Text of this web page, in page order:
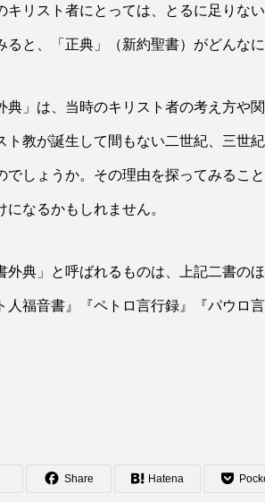
キリスト者にとっては、とるに足りな
ると、「正典」（新約聖書）がどんな
典」は、当時のキリスト者の考え方や
ト教が誕生して間もない二世紀、三世
でしょうか。その理由を探ってみるこ
になるかもしれません。
外典」と呼ばれるものは、上記二書の
人福音書』『ペトロ言行録』『パウロ
Share Hatena